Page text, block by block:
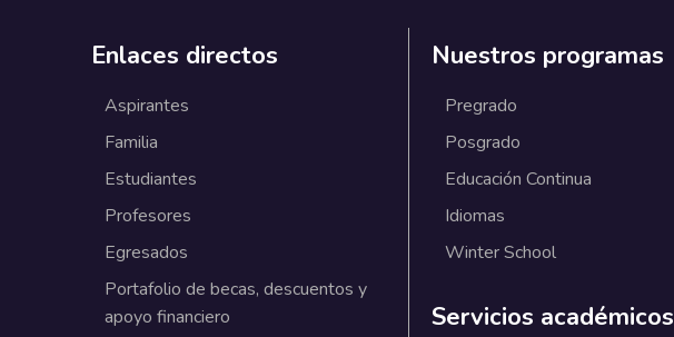
Enlaces directos
Aspirantes
Familia
Estudiantes
Profesores
Egresados
Portafolio de becas, descuentos y
apoyo financiero
Nuestros programas
Pregrado
Posgrado
Educación Continua
Idiomas
Winter School
Servicios académicos